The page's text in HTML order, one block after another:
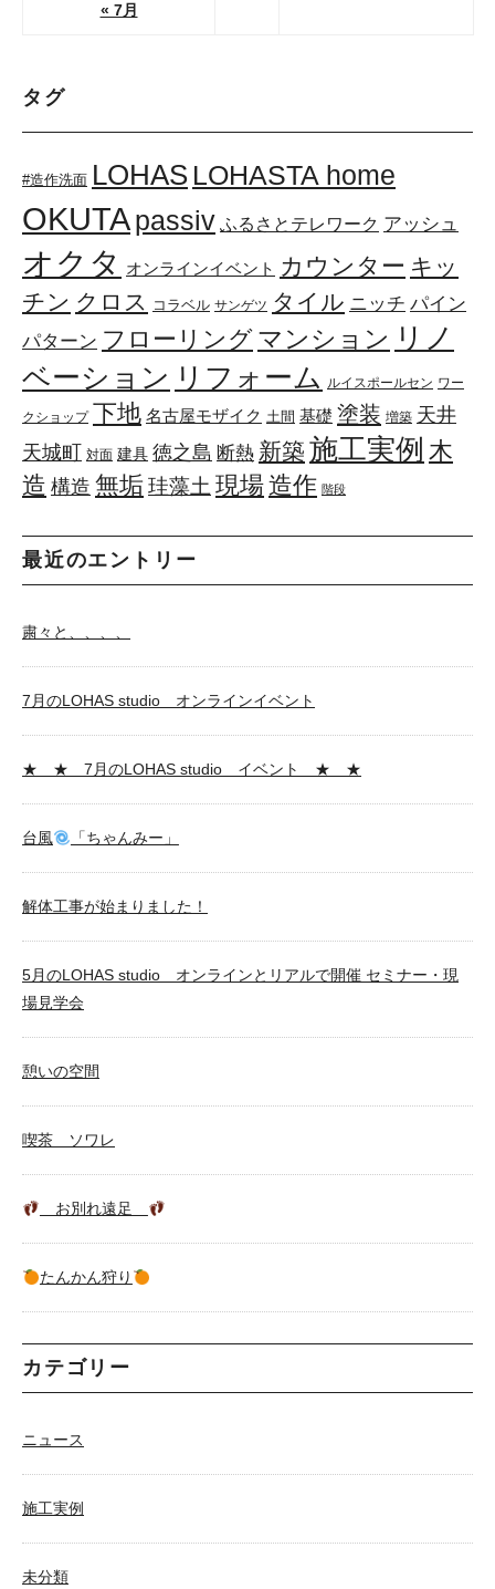
« 7月
タグ
#造作洗面 LOHAS LOHASTA home
OKUTApassiv ふるさとテレワーク アッシュ
オクタ オンラインイベント カウンター キッ
チン クロス コラベル サンゲツ タイル ニッチ パイン
パターン フローリング マンション リノ
ベーション リフォーム ルイスポールセン ワー
クショップ 下地 名古屋モザイク 土間 基礎 塗装 増築 天井
天城町
対面 建具 徳之島 断熱 新築 施工実例 木
造 構造 無垢 珪藻土 現場造作 階段
最近のエントリー
粛々と、、、、
7月のLOHAS studio オンラインイベント
★ ★ 7月のLOHAS studio イベント ★ ★
台風 「ちゃんみー」
解体工事が始まりました！
5月のLOHAS studio オンラインとリアルで開催 セミナー・現
場見学会
憩いの空間
喫茶 ソワレ
お別れ遠足
たんかん狩り
カテゴリー
ニュース
施工実例
未分類